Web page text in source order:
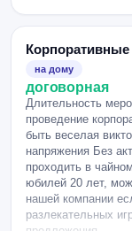
Корпоративные
на дому
договорная
Длительность
проведение
быть веселая
напряжения Без
проходить в
юбилей 20 лет,
нашей компании
разлекательных